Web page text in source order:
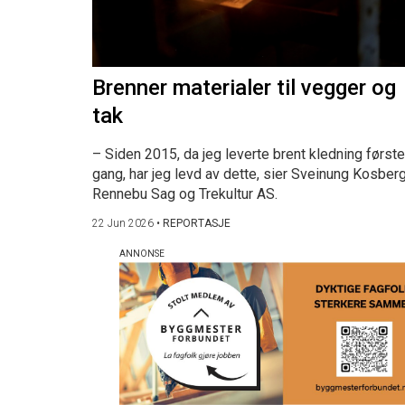
Brenner materialer til vegger og
tak
– Siden 2015, da jeg leverte brent kledning første
gang, har jeg levd av dette, sier Sveinung
Rennebu Sag og Trekultur AS.
22 Jun 2026 • REPORTASJE